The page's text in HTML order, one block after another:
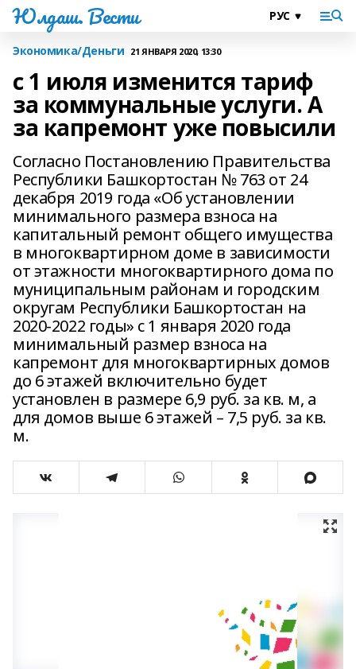
Юлдаш. Вести
Экономика/Деньги 21 ЯНВАРЯ 2020, 13:30
с 1 июля изменится тариф
за коммунальные услуги. А
за капремонт уже повысили
Согласно Постановлению Правительства
Республики Башкортостан № 763 от 24
декабря 2019 года «Об установлении
минимального размера взноса на
капитальный ремонт общего имущества
в многоквартирном доме в зависимости
от этажности многоквартирного дома по
муниципальным районам и городским
округам Республики Башкортостан на
2020-2022 годы» с 1 января 2020 года
минимальный размер взноса на
капремонт для многоквартирных домов
до 6 этажей включительно будет
установлен в размере 6,9 руб. за кв. м, а
для домов выше 6 этажей – 7,5 руб. за кв.
м.